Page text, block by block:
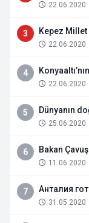
22.06.2020
3 Kepez Millet
22.06.2020
4
22.06.2020
5 Dünyanın
25.06.2020
6 Bakan
11.06.2020
7 Анталия
31.05.2020